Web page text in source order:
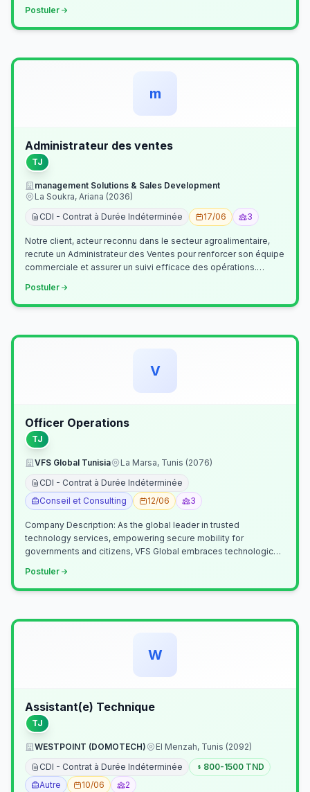
Postuler
m
Administrateur des ventes
TJ
management Solutions & Sales Development
La Soukra, Ariana (2036)
CDI - Contrat à Durée Indéterminée
17/06 3
Notre client, acteur reconnu dans le secteur agroalimentaire,
recrute un Administrateur des Ventes pour renforcer son équipe
commerciale et assurer un suivi efficace des opérations.
Postuler
V
Officer Operations
TJ
VFS Global Tunisia
La Marsa, Tunis (2076)
CDI - Contrat à Durée Indéterminée
Conseil et Consulting
12/06 3
Company Description: As the global leader in trusted
technology services, empowering secure mobility for
governments and citizens, VFS Global embraces technological
Postuler
W
Assistant(e) Technique
TJ
WESTPOINT (DOMOTECH)
El Menzah, Tunis (2092)
CDI - Contrat à Durée Indéterminée
800-1500 TND
Autre
10/06 2